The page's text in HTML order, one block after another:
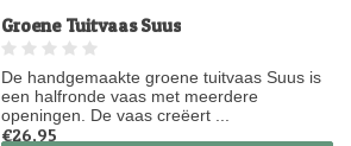
Groene Tuitvaas Suus
De handgemaakte groene tuitvaas Suus is
een halfronde vaas met meerdere
openingen. De vaas creëert ...
€26,95